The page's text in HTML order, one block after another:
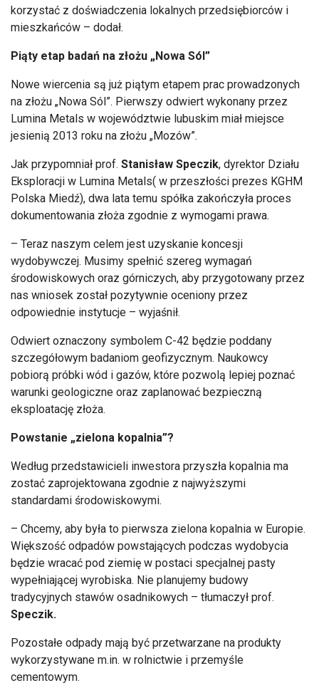
korzystać z doświadczenia lokalnych przedsiębiorców i
mieszkańców – dodał.
Piąty etap badań na złożu „Nowa Sól”
Nowe wiercenia są już piątym etapem prac prowadzonych
na złożu „Nowa Sól”. Pierwszy odwiert wykonany przez
Lumina Metals w województwie lubuskim miał miejsce
jesienią 2013 roku na złożu „Mozów”.
Jak przypomniał prof. Stanisław Speczik, dyrektor Działu
Eksploracji w Lumina Metals( w przeszłości prezes KGHM
Polska Miedź), dwa lata temu spółka zakończyła proces
dokumentowania złoża zgodnie z wymogami prawa.
– Teraz naszym celem jest uzyskanie koncesji
wydobywczej. Musimy spełnić szereg wymagań
środowiskowych oraz górniczych, aby przygotowany przez
nas wniosek został pozytywnie oceniony przez
odpowiednie instytucje – wyjaśnił.
Odwiert oznaczony symbolem C-42 będzie poddany
szczegółowym badaniom geofizycznym. Naukowcy
pobiorą próbki wód i gazów, które pozwolą lepiej poznać
warunki geologiczne oraz zaplanować bezpieczną
eksploatację złoża.
Powstanie „zielona kopalnia”?
Według przedstawicieli inwestora przyszła kopalnia ma
zostać zaprojektowana zgodnie z najwyższymi
standardami środowiskowymi.
– Chcemy, aby była to pierwsza zielona kopalnia w Europie.
Większość odpadów powstających podczas wydobycia
będzie wracać pod ziemię w postaci specjalnej pasty
wypełniającej wyrobiska. Nie planujemy budowy
tradycyjnych stawów osadnikowych – tłumaczył prof.
Speczik.
Pozostałe odpady mają być przetwarzane na produkty
wykorzystywane m.in. w rolnictwie i przemyśle
cementowym.